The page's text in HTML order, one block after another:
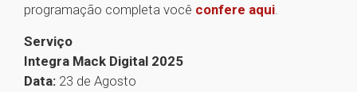
programação completa você confere aqui.
Serviço
Integra Mack Digital 2025
Data: 23 de Agosto